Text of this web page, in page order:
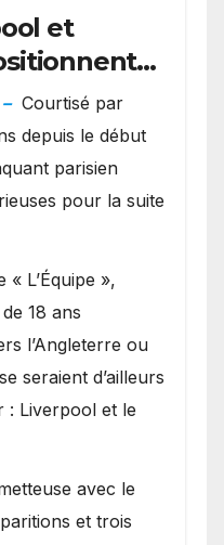
et
Courtisé par
depuis le début
parisien
pour la suite
L’Équipe »,
18 ans
l’Angleterre ou
seraient d’ailleurs
: Liverpool et le
avec le
et trois